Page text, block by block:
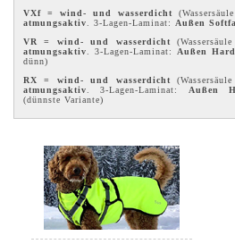
VXf = wind- und wasserdicht
atmungsaktiv . 3-Lagen-Laminat: Außen
VR = wind- und wasserdicht
atmungsaktiv . 3-Lagen-Laminat: Außen
dünn)
RX = wind- und wasserdicht
atmungsaktiv . 3-Lagen-Laminat: Außen
(dünnste Variante)